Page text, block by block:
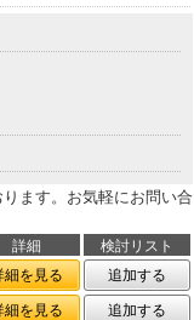
ます。お気軽にお問い合
詳細
検討リスト
細を見る
追加する
細を見る 追加する